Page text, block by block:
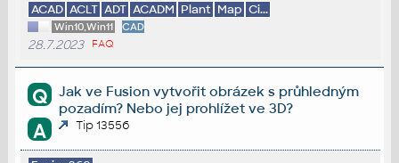
ACAD ACLT ADT ACADM Plant Map Ci...
Win10,Win11 CAD
28.7.2023 FAQ
Q
Jak ve Fusion vytvořit obrázek s průhledným
pozadím? Nebo jej prohlížet ve 3D?
A Tip 13556